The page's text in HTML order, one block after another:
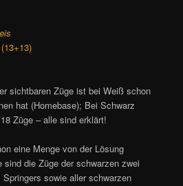
sichtbaren Züge ist bei Weiß schon
hat (Homebase); Bei Schwarz
Züge – alle sind erklärt!
eine Menge von der Lösung
die Züge der schwarzen zwei
sowie aller schwarzen